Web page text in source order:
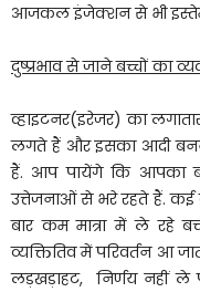
आजकल इंजेक्शन से भी
दुष्प्रभाव से जाने बच्चों का
व्हाइटनर(इरेजर) का
लगते हैं और इसका आदी
हैं. आप पायेंगे कि आपका
उत्तेजनाओं से भरे रहते हैं. कई
बार कम मात्रा में ले रहे
व्यक्तितिव में परिवर्तन आ
लड़खड़ाहट, निर्णय नहीं ले